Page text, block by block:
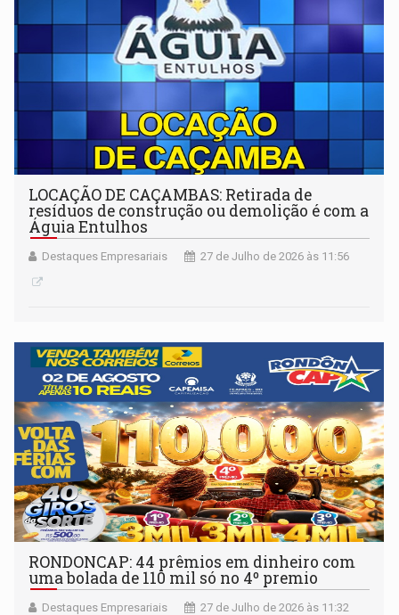
LOCAÇÃO DE CAÇAMBAS: Retirada de
resíduos de construção ou demolição é com a
Águia Entulhos
Destaques Empresariais 27 de Julho de 2026 às 11:56
RONDONCAP: 44 prêmios em dinheiro com
uma bolada de 110 mil só no 4º premio
Destaques Empresariais 27 de Julho de 2026 às 11:32